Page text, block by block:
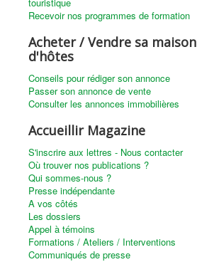
Recevoir nos programmes de formation
Acheter / Vendre sa maison
d'hôtes
Conseils pour rédiger son annonce
Passer son annonce de vente
Consulter les annonces immobilières
Accueillir Magazine
S'inscrire aux lettres - Nous contacter
Où trouver nos publications ?
Qui sommes-nous ?
Presse indépendante
A vos côtés
Les dossiers
Appel à témoins
Formations / Ateliers / Interventions
Communiqués de presse